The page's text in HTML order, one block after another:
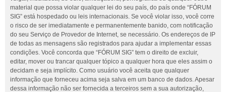
material que possa violar qualquer lei do seu país, do país onde “FÓRUM
SIG” está hospedado ou leis internacionais. Se você violar isso, você corre
o risco de ser imediatamente e permanentemente banido, com notificação
do seu Serviço de Provedor de Internet, se necessário. Os endereços de IP
de todas as mensagens são registrados para ajudar a implementar essas
condições. Você concorda que “FÓRUM SIG” tem o direito de excluir,
editar, mover ou trancar qualquer tópico a qualquer hora que eles assim o
decidam e seja implícito. Como usuário você aceita que qualquer
informação que forneceu acima seja salva em um banco de dados. Apesar
dessa informação não ser fornecida a terceiros sem a sua autorização,